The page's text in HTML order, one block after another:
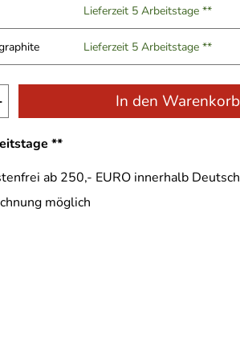
Lieferzeit 5 Arbeitstage **
Lieferzeit 5 Arbeitstage **
In den Warenkorb
**
ab 250,- EURO innerhalb
möglich